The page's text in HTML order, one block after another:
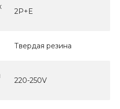
2P+E
Твердая резина
220-250V